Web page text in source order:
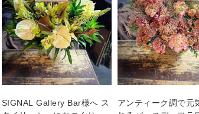
SIGNAL Gallery Bar様へ ス
アンティーク調で元